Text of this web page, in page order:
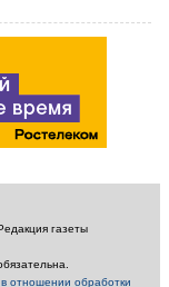
газеты
отношении обработки